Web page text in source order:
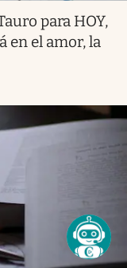
para HOY,
en el amor, la